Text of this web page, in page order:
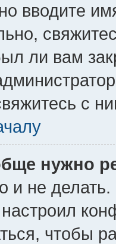
вводите
ли вам
с
нужно
и не делать.
настроил
чтобы